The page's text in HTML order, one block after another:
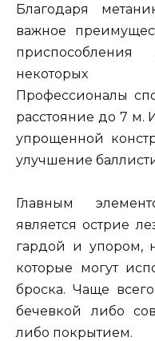
Благодаря
важное
некоторых
Профессионалы
расстояние до 7 м.
упрощенной
улучшение
Главным
является острие
гардой и упором,
которые могут
броска. Чаще
бечевкой либо
либо покрытием.